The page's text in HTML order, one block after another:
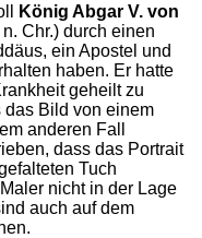
König Abgar V. von
Chr.) durch einen
ein Apostel und
haben. Er hatte
geheilt zu
Bild von einem
anderen Fall
dass das Portrait
Tuch
nicht in der Lage
auch auf dem